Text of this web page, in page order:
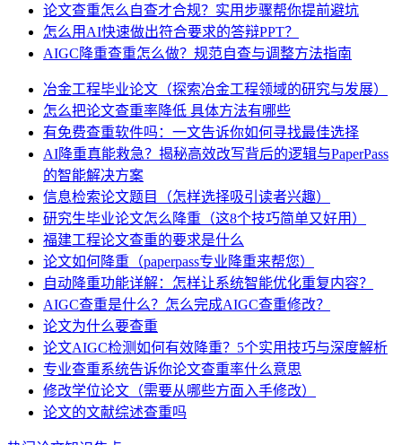
论文查重怎么自查才合规？实用步骤帮你提前避坑
怎么用AI快速做出符合要求的答辩PPT？
AIGC降重查重怎么做？规范自查与调整方法指南
冶金工程毕业论文（探索冶金工程领域的研究与发展）
怎么把论文查重率降低 具体方法有哪些
有免费查重软件吗：一文告诉你如何寻找最佳选择
AI降重真能救急？揭秘高效改写背后的逻辑与PaperPass
的智能解决方案
信息检索论文题目（怎样选择吸引读者兴趣）
研究生毕业论文怎么降重（这8个技巧简单又好用）
福建工程论文查重的要求是什么
论文如何降重（paperpass专业降重来帮您）
自动降重功能详解：怎样让系统智能优化重复内容？
AIGC查重是什么？怎么完成AIGC查重修改？
论文为什么要查重
论文AIGC检测如何有效降重？5个实用技巧与深度解析
专业查重系统告诉你论文查重率什么意思
修改学位论文（需要从哪些方面入手修改）
论文的文献综述查重吗